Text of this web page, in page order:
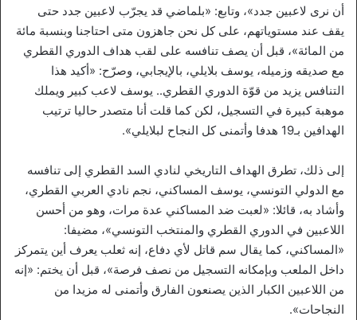
أن نرى لاعبين جدد»، وتابع: «بلماضي قد يجرّب لاعبين جدد حتى
يقف عند مستوياتهم، على كل نحن جاهزون متى احتاجنا وبنسبة مائة
من المائة»، قبل أن يصف تنافسه على لقب هداف الدوري القطري
مع صديقه وزميله، يوسف بلايلي، بالإيجابي، وصرّح: «أكيد هذا
التنافس يزيد من قوّة الدوري القطري.. يوسف لاعب كبير ويملك
موهبة كبيرة في التسجيل، لكن كما قلت أنا متصدر حاليا ترتيب
الهدافين بـ19 هدفا وأتمنى كل النجاح لبلايلي».
إلى ذلك، تطرق الهداف التاريخي لنادي السد القطري إلى تنافسه
مع الدولي التونسي، يوسف المساكني، نجم نادي العربي القطري،
وأشاد به، قائلا: «لعبت ضد المساكني عدة مرات، وهو من أحسن
اللاعبين في الدوري القطري والمنتخب التونسي»، مضيفا:
«المساكني، كما يقال سم قاتل لأي دفاع، إنه ثعلب يعرف أين يتمركز
داخل الملعب وبإمكانه التسجيل من نصف فرصة»، قبل أن يختم: «إنه
من اللاعبين الكبار الذين يصنعون الفارق وأتمنى له مزيدا من
النجاحات».